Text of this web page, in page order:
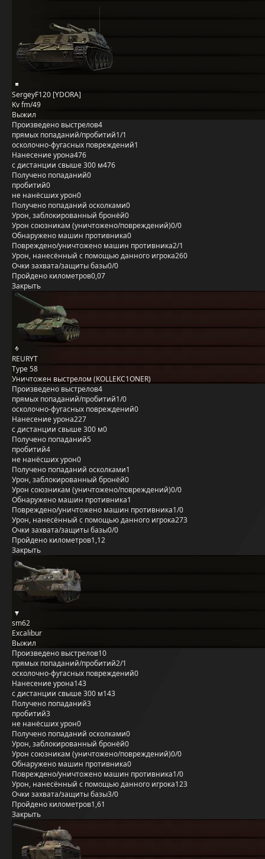
SergeyF120 [YDORA]
Kv fm/49
Выжил
Произведено выстрелов4
прямых попаданий/пробитий1/1
осколочно-фугасных повреждений1
Нанесение урона476
с дистанции свыше 300 м476
Получено попаданий0
пробитий0
не нанёсших урон0
Получено попаданий осколками0
Урон, заблокированный бронёй0
Урон союзникам (уничтожено/повреждений)0/0
Обнаружено машин противника0
Повреждено/уничтожено машин противника2/1
Урон, нанесённый с помощью данного игрока260
Очки захвата/защиты базы0/0
Пройдено километров0,07
Закрыть
REURYT
Type 58
Уничтожен выстрелом (KOLLEKC1ONER)
Произведено выстрелов4
прямых попаданий/пробитий1/0
осколочно-фугасных повреждений0
Нанесение урона227
с дистанции свыше 300 м0
Получено попаданий5
пробитий4
не нанёсших урон0
Получено попаданий осколками1
Урон, заблокированный бронёй0
Урон союзникам (уничтожено/повреждений)0/0
Обнаружено машин противника1
Повреждено/уничтожено машин противника1/0
Урон, нанесённый с помощью данного игрока273
Очки захвата/защиты базы0/0
Пройдено километров1,12
Закрыть
sm62
Excalibur
Выжил
Произведено выстрелов10
прямых попаданий/пробитий2/1
осколочно-фугасных повреждений0
Нанесение урона143
с дистанции свыше 300 м143
Получено попаданий3
пробитий3
не нанёсших урон0
Получено попаданий осколками0
Урон, заблокированный бронёй0
Урон союзникам (уничтожено/повреждений)0/0
Обнаружено машин противника0
Повреждено/уничтожено машин противника1/0
Урон, нанесённый с помощью данного игрока123
Очки захвата/защиты базы3/0
Пройдено километров1,61
Закрыть